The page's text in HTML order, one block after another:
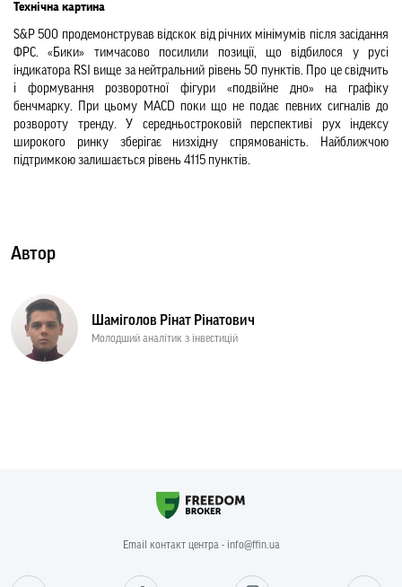
Технічна картина
S&P 500 продемонстрував відскок від річних мінімумів після засідання
ФРС. «Бики» тимчасово посилили позиції, що відбилося у русі
індикатора RSI вище за нейтральний рівень 50 пунктів. Про це свідчить
і формування розворотної фігури «подвійне дно» на графіку
бенчмарку. При цьому MACD поки що не подає певних сигналів до
розвороту тренду. У середньостроковій перспективі рух індексу
широкого ринку зберігає низхідну спрямованість. Найближчою
підтримкою залишається рівень 4115 пунктів.
Автор
Шаміголов Рінат Рінатович
Молодший аналітик з інвестицій
Email контакт центра - info@ffin.ua